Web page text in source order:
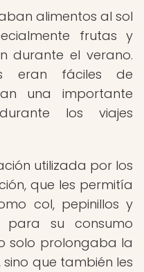
alimentos al sol
frutas y
durante el verano.
eran fáciles de
una importante
los viajes
utilizada por los
que les permitía
col, pepinillos y
para su consumo
solo prolongaba la
que también les